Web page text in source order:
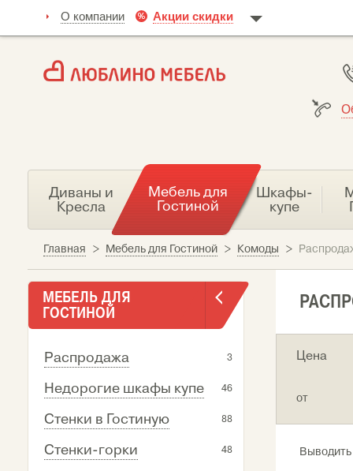
О компании Акции скидки
Диваны и
Кресла
Мебель для
Гостиной
Шкафы-
купе
Главная > Мебель для Гостиной > Комоды >
МЕБЕЛЬ ДЛЯ
ГОСТИНОЙ
Распродажа 3
Недорогие шкафы купе 46
Стенки в Гостиную 88
Стенки-горки 48
Цена
от